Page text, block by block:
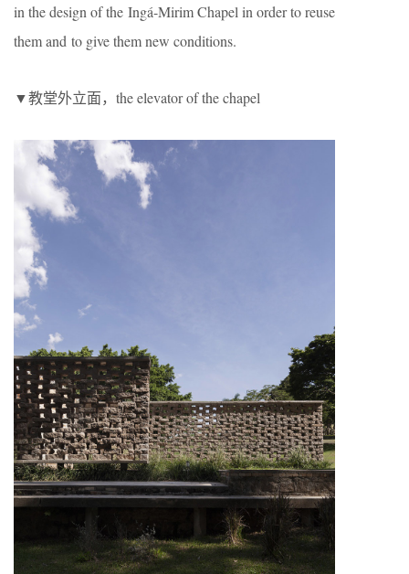
in the design of the Ingá-Mirim Chapel in order to reuse
them and to give them new conditions.
▼教堂外立面，the elevator of the chapel